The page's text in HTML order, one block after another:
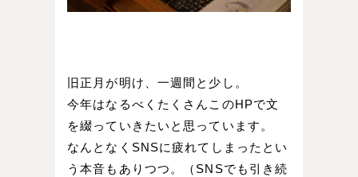
旧正月が明け、一週間と少し。
今年はなるべくたくさんこのHPで文
を綴っていきたいと思っています。
なんとなくSNSに疲れてしまったとい
う本音もありつつ。（SNSでも引き続